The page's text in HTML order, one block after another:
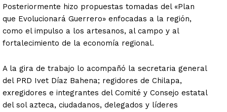
Posteriormente hizo propuestas tomadas del «Plan
que Evolucionará Guerrero» enfocadas a la región,
como el impulso a los artesanos, al campo y al
fortalecimiento de la economía regional.
A la gira de trabajo lo acompañó la secretaria general
del PRD Ivet Díaz Bahena; regidores de Chilapa,
exregidores e integrantes del Comité y Consejo estatal
del sol azteca, ciudadanos, delegados y líderes